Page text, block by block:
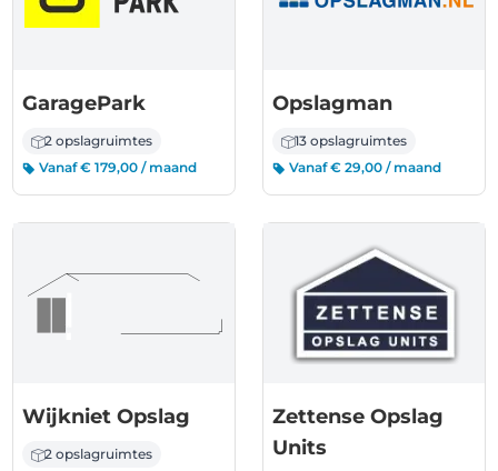
GaragePark
2 opslagruimtes
Vanaf € 179,00 / maand
Opslagman
13 opslagruimtes
Vanaf € 29,00 / maand
Wijkniet Opslag
2 opslagruimtes
Zettense Opslag
Units